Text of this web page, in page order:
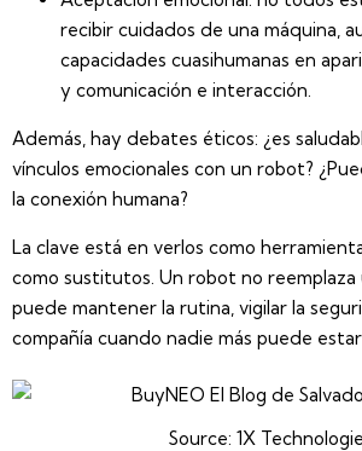
recibir cuidados de una máquina,
capacidades cuasihumanas en
y comunicación e interacción.
Además, hay debates éticos: ¿es
vínculos emocionales con un robot?
la conexión humana?
La clave está en verlos como
como sustitutos. Un robot no reemplaza
puede mantener la rutina, vigilar la
compañía cuando nadie más puede estar
Source: 1X